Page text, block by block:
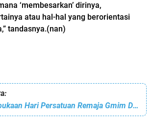
‘membesarkan’ dirinya,
atau hal-hal yang berorientasi
tandasnya.(nan)
Semarak Pembukaan Hari Persatuan Remaja Gmim Di Bitung